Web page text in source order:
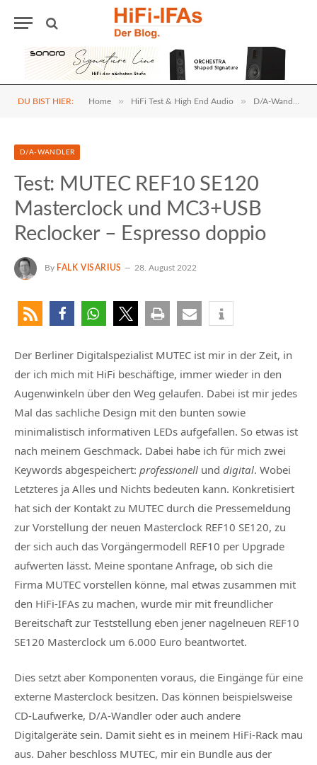
DU BIST HIER: Home » HiFi Test & High End Audio » D/A-Wandler
D/A-WANDLER
Test: MUTEC REF10 SE120
Masterclock und MC3+USB
Reclocker – Espresso doppio
By FALK VISARIUS 28. August 2022
Der Berliner Digitalspezialist MUTEC ist mir in der Zeit, in
der ich mich mit HiFi beschäftige, immer wieder in den
Augenwinkeln über den Weg gelaufen. Dabei ist mir jedes
Mal das sachliche Design mit den bunten sowie
minimalistisch informativen LEDs aufgefallen. So etwas ist
nach meinem Geschmack. Dabei habe ich für mich zwei
Keywords abgespeichert: professionell und digital. Wobei
Letzteres ja Alles und Nichts bedeuten kann. Konkretisiert
hat sich der Kontakt zu MUTEC durch die Pressemeldung
zur Vorstellung der neuen Masterclock REF10 SE120, zu
der sich auch das Vorgängermodell REF10 per Upgrade
aufwerten lässt. Meine spontane Anfrage, ob sich die
Firma MUTEC vorstellen könne, mal etwas zusammen mit
den HiFi-IFAs zu machen, wurde mir mit freundlicher
Bereitschaft zur Teststellung eben jener nagelneuen REF10
SE120 Masterclock um 6.000 Euro beantwortet.
Dies setzt aber Komponenten voraus, die Eingänge für eine
externe Masterclock besitzen. Das können beispielsweise
CD-Laufwerke, D/A-Wandler oder auch andere
Digitalgeräte sein. Damit sieht es in meinem HiFi-Rack mau
aus. Daher beschloss MUTEC, mir ein Bundle aus der